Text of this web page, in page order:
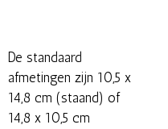
De standaard
afmetingen zijn 10,5 x
14,8 cm (staand) of
14,8 x 10,5 cm